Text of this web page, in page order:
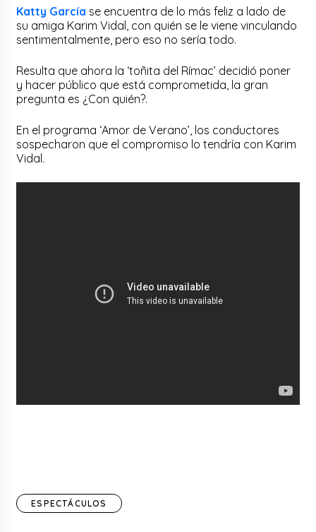
Katty García se encuentra de lo más feliz a lado de
su amiga Karim Vidal, con quién se le viene vinculando
sentimentalmente, pero eso no sería todo.
Resulta que ahora la ‘toñita del Rímac’ decidió poner
y hacer público que está comprometida, la gran
pregunta es ¿Con quién?.
En el programa ‘Amor de Verano’, los conductores
sospecharon que el compromiso lo tendría con Karim
Vidal.
ESPECTÁCULOS